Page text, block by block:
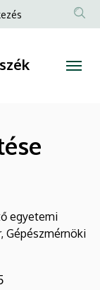
egyetemi
Gépészmérnöki